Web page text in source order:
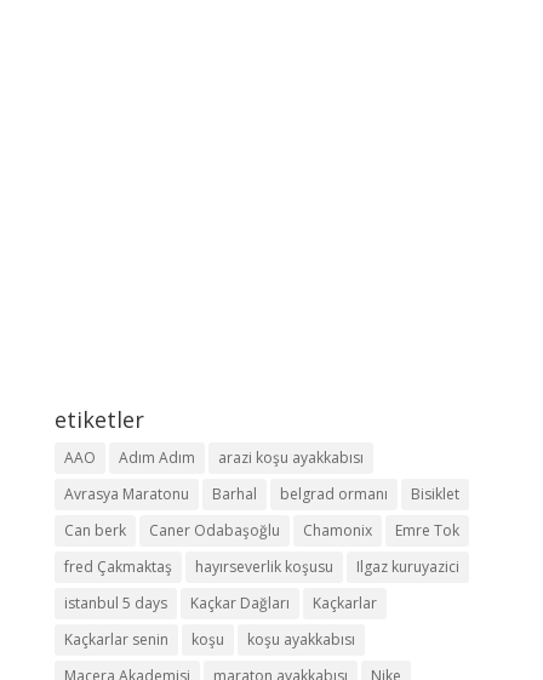
etiketler
AAO Adım Adım
arazi koşu ayakkabısı
Avrasya Maratonu
Barhal belgrad ormanı
Bisiklet
Can berk
Caner Odabaşoğlu Chamonix
Emre Tok
fred Çakmaktaş
hayırseverlik koşusu
Ilgaz kuruyazici
istanbul 5 days
Kaçkar Dağları
Kaçkarlar
Kaçkarlar senin
koşu
koşu ayakkabısı
Macera Akademisi
maraton ayakkabısı Nike